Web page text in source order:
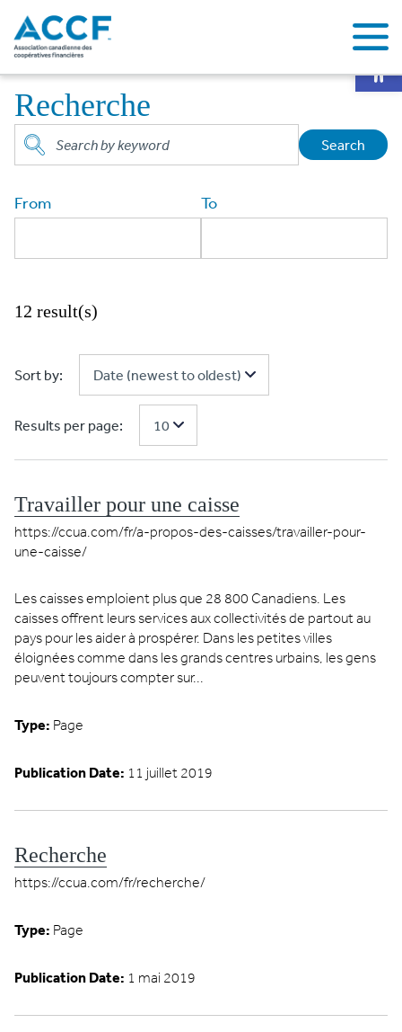
Accueil Recherche
Recherche
Search
From To
12 result(s)
Sort by:
Results per page:
Travailler pour une caisse
https://ccua.com/fr/a-propos-des-caisses/travailler-pour-
une-caisse/
Les caisses emploient plus que 28 800 Canadiens. Les
caisses offrent leurs services aux collectivités de partout au
pays pour les aider à prospérer. Dans les petites villes
éloignées comme dans les grands centres urbains, les gens
peuvent toujours compter sur...
Type: Page
Publication Date: 11 juillet 2019
Recherche
https://ccua.com/fr/recherche/
Type: Page
Publication Date: 1 mai 2019